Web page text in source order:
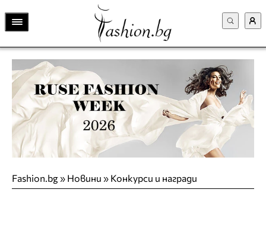
Fashion.bg» Новини » Конкурси и награди